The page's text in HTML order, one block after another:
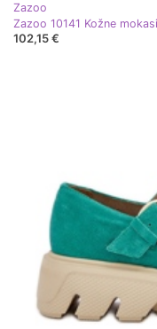
Zazoo
102,15 €